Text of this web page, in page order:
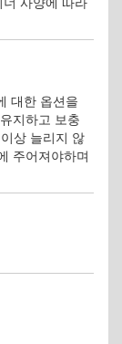
대한 옵션을
지하고 보충
상 늘리지 않
주어져야하며